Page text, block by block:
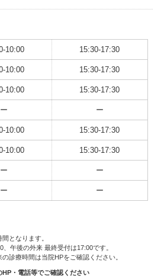
10:00 15:30-17:30
10:00 15:30-17:30
10:00 15:30-17:30
ー ー
10:00 15:30-17:30
10:00 15:30-17:30
ー ー
ー ー
となります。
午後の外来 最終受付は17:00です。
診療時間は当院HPをご確認ください。
・電話等でご確認ください